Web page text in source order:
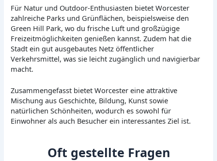
Für Natur und Outdoor-Enthusiasten bietet Worcester
zahlreiche Parks und Grünflächen, beispielsweise den
Green Hill Park, wo du frische Luft und großzügige
Freizeitmöglichkeiten genießen kannst. Zudem hat die
Stadt ein gut ausgebautes Netz öffentlicher
Verkehrsmittel, was sie leicht zugänglich und navigierbar
macht.
Zusammengefasst bietet Worcester eine attraktive
Mischung aus Geschichte, Bildung, Kunst sowie
natürlichen Schönheiten, wodurch es sowohl für
Einwohner als auch Besucher ein interessantes Ziel ist.
Oft gestellte Fragen